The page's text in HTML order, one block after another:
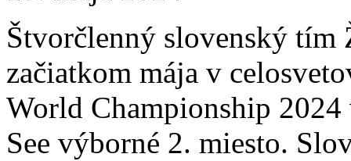
Štvorčlenný slovenský
začiatkom mája v
World Championship
See výborné 2. miesto.